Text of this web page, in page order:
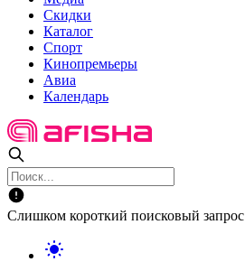
Скидки
Каталог
Спорт
Кинопремьеры
Авиа
Календарь
Слишком короткий поисковый запрос